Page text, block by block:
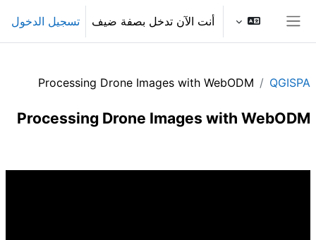
تخطى إلى المحتوى الرئيسي
أنت الآن تدخل بصفة ضيف تسجيل الدخول
QGISPA
Processing Drone Images with WebODM
Processing Drone Images with WebODM